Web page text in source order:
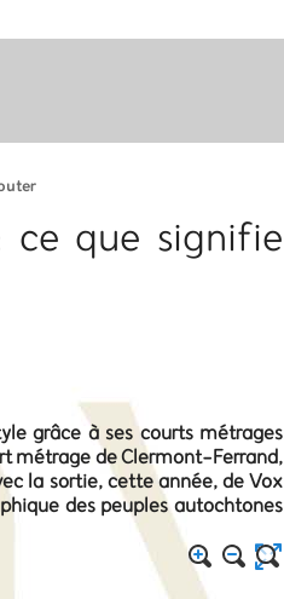
ce que signifie
grâce à ses courts métrages
métrage de Clermont-Ferrand,
la sortie, cette année, de Vox
des peuples autochtones